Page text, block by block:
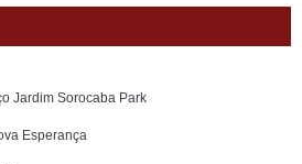
Jardim Sorocaba Park
Esperança